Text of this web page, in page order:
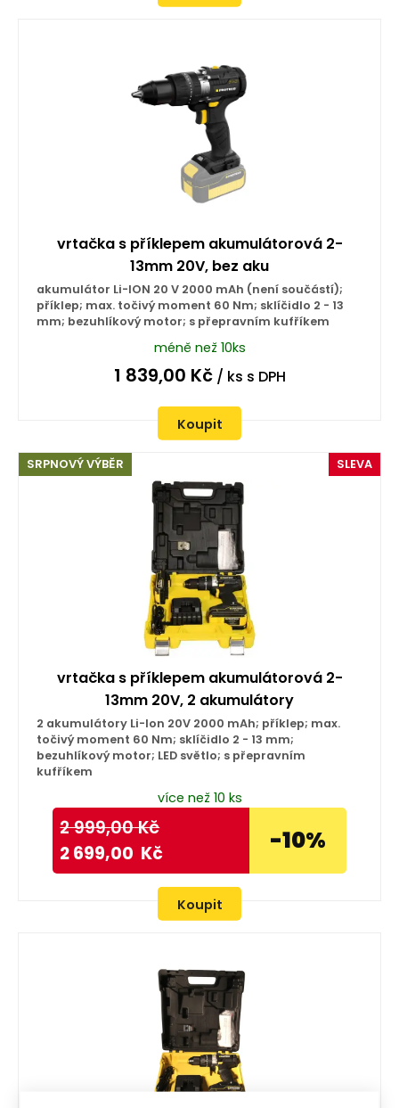
vrtačka s příklepem akumulátorová 2-
13mm 20V, bez aku
akumulátor Li-ION 20 V 2000 mAh (není součástí);
příklep; max. točivý moment 60 Nm; sklíčidlo 2 - 13
mm; bezuhlíkový motor; s přepravním kufříkem
méně než 10ks
1 839,00 Kč/ ks s DPH
Koupit
SLEVA
SRPNOVÝ VÝBĚR
vrtačka s příklepem akumulátorová 2-
13mm 20V, 2 akumulátory
2 akumulátory Li-Ion 20V 2000 mAh; příklep; max.
točivý moment 60 Nm; sklíčidlo 2 - 13 mm;
bezuhlíkový motor; LED světlo; s přepravním
kufříkem
více než 10 ks
2 999,00Kč
2 699,00 Kč -10%
Koupit